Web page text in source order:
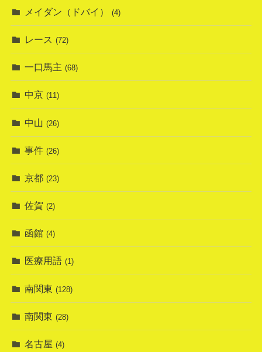
メイダン（ドバイ） (4)
レース (72)
一口馬主 (68)
中京 (11)
中山 (26)
事件 (26)
京都 (23)
佐賀 (2)
函館 (4)
医療用語 (1)
南関東 (128)
南関東 (28)
名古屋 (4)